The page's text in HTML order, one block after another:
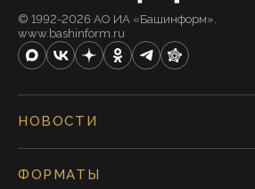
© 1992-2026 АО ИА «Башинформ».
www.bashinform.ru
НОВОСТИ
ФОРМАТЫ